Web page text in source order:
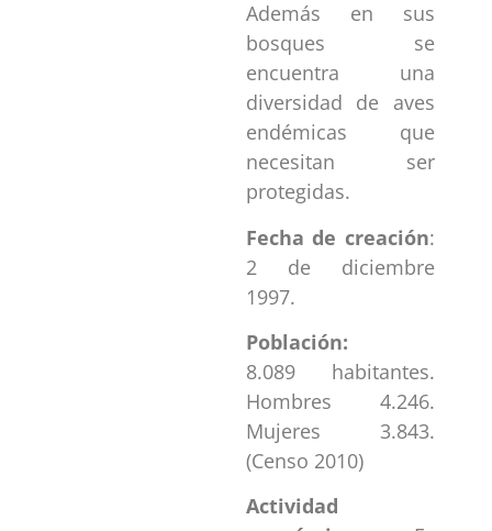
Además en sus
bosques se
encuentra una
diversidad de aves
endémicas que
necesitan ser
protegidas.
Fecha de creación:
2 de diciembre
1997.
Población:
8.089 habitantes.
Hombres 4.246.
Mujeres 3.843.
(Censo 2010)
Actividad